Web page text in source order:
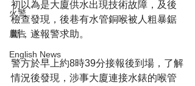
火警
廣告
English News
初以為是大廈供水出現技術故障，及後
檢查發現，後巷有水管銅喉被人粗暴鋸
斷，遂報警求助。
警方於早上約8時39分接報後到場，了解
情況後發現，涉事大廈連接水錶的喉管